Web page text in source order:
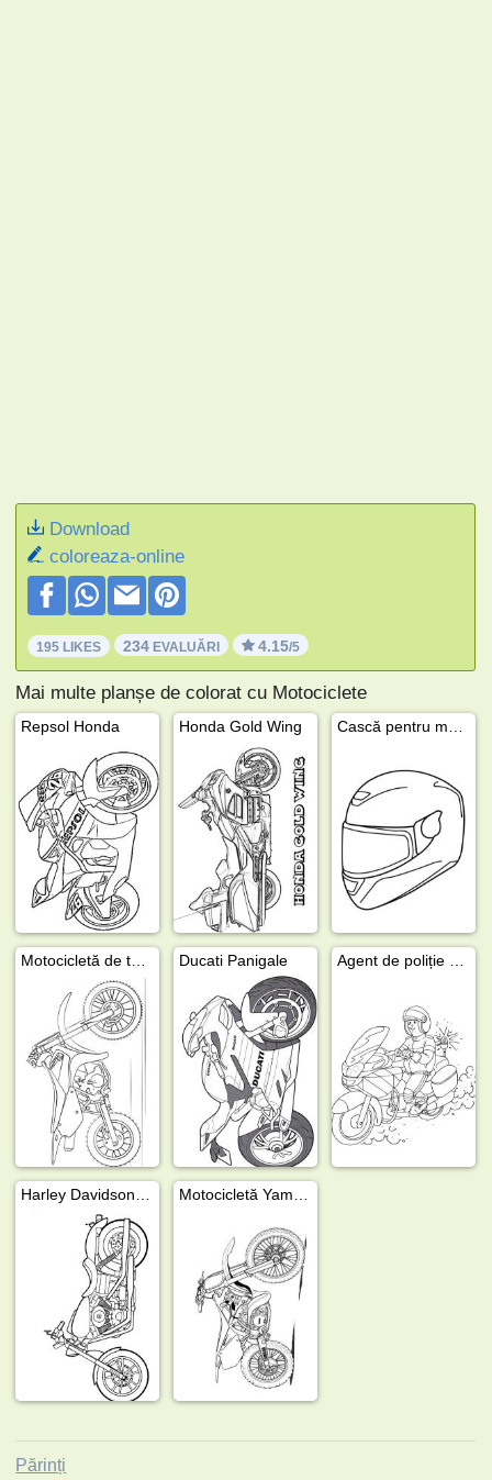
Download
coloreaza-online
195 LIKES 234 EVALUĂRI 4.15/5
Mai multe planșe de colorat cu Motociclete
Repsol Honda Honda Gold Wing
Ducati Panigale
Părinți